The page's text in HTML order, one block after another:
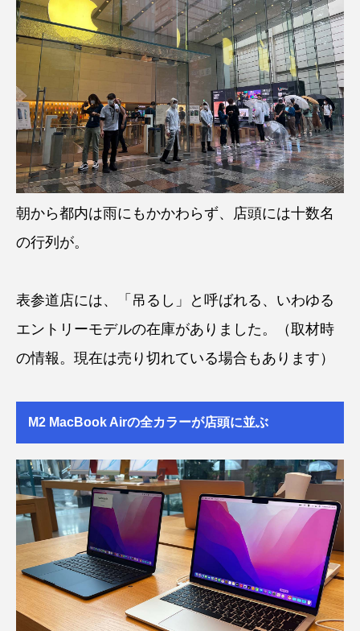
朝から都内は雨にもかかわらず、店頭には十数名
の行列が。
表参道店には、「吊るし」と呼ばれる、いわゆる
エントリーモデルの在庫がありました。（取材時
の情報。現在は売り切れている場合もあります）
M2 MacBook Airの全カラーが店頭に並ぶ